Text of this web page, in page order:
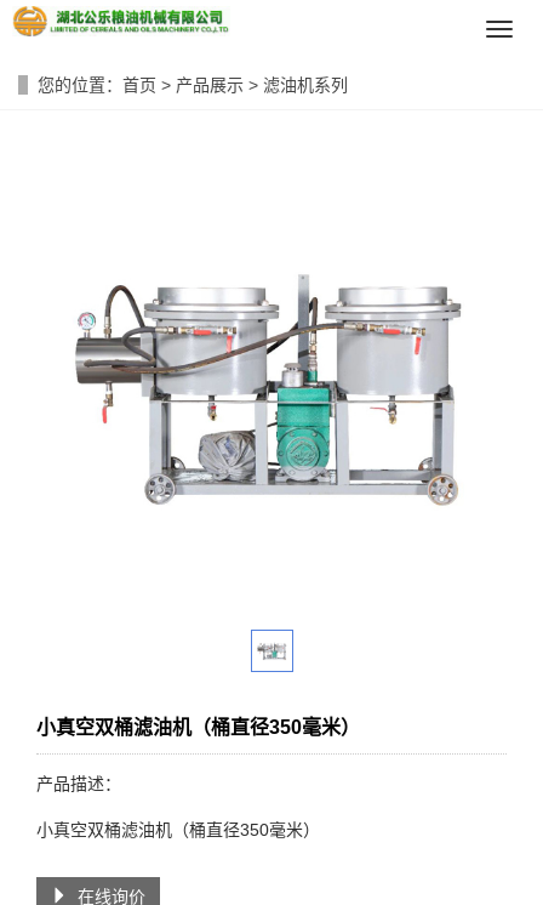
导
您的位置： 首页 > 产品展示 > 滤油机系列
小真空双桶滤油机（桶直径350毫米）
产品描述：
小真空双桶滤油机（桶直径350毫米）
在线询价